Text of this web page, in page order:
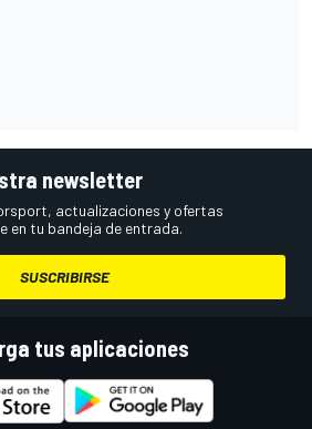
newsletter
actualizaciones y ofertas
en tu bandeja de entrada.
SUSCRIBIRSE
tus aplicaciones